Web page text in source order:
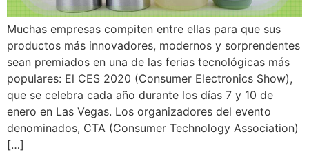
Muchas empresas compiten entre ellas para que sus
productos más innovadores, modernos y sorprendentes
sean premiados en una de las ferias tecnológicas más
populares: El CES 2020 (Consumer Electronics Show),
que se celebra cada año durante los días 7 y 10 de
enero en Las Vegas. Los organizadores del evento
denominados, CTA (Consumer Technology Association)
[…]